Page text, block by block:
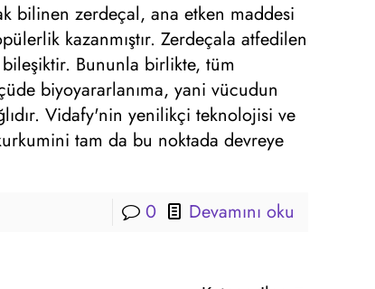
bilinen zerdeçal, ana etken maddesi
kazanmıştır. Zerdeçala atfedilen
Bununla birlikte, tüm
biyoyararlanıma, yani vücudun
Vidafy'nin yenilikçi teknolojisi ve
tam da bu noktada devreye
0 Devamını oku